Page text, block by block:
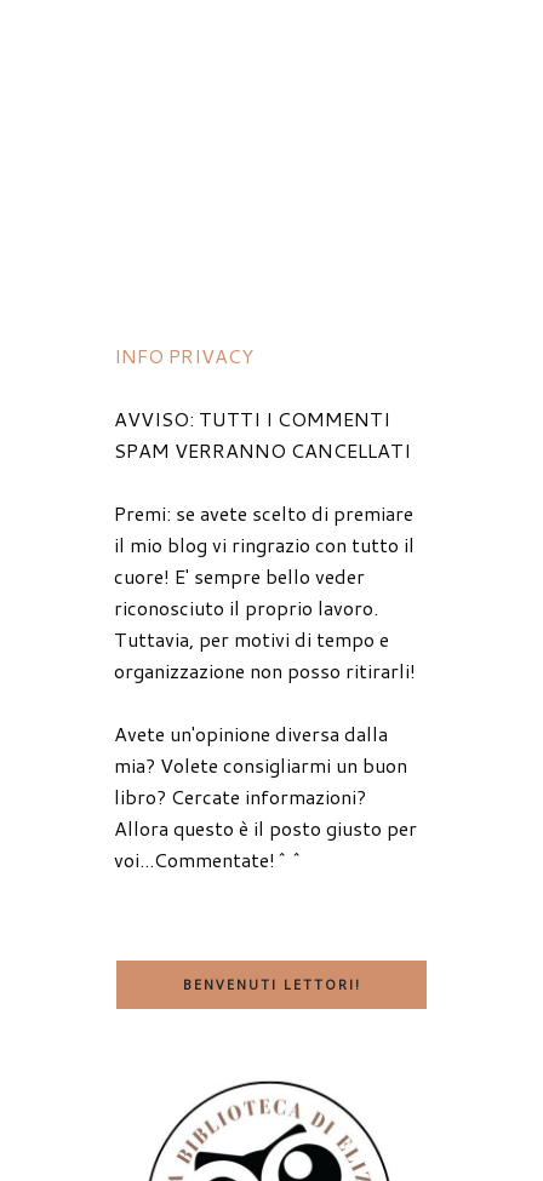
INFO PRIVACY
AVVISO: TUTTI I COMMENTI
SPAM VERRANNO CANCELLATI
Premi: se avete scelto di premiare
il mio blog vi ringrazio con tutto il
cuore! E' sempre bello veder
riconosciuto il proprio lavoro.
Tuttavia, per motivi di tempo e
organizzazione non posso ritirarli!
Avete un'opinione diversa dalla
mia? Volete consigliarmi un buon
libro? Cercate informazioni?
Allora questo è il posto giusto per
voi...Commentate!^^
BENVENUTI LETTORI!